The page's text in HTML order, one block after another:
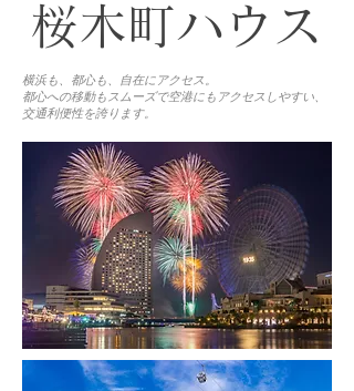
桜木町ハウス
横浜も、都心も、自在にアクセス。
都心への移動もスムーズで空港にもアクセスしやすい、
交通利便性を誇ります。